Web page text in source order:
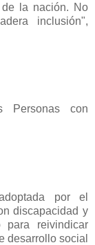
la nación. No
inclusión",
Personas con
por el
discapacidad y
reivindicar
desarrollo social